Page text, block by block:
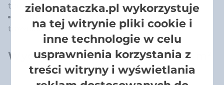
temperaturze pojawiają się nawet po 5 dniach.
Konieczna również będzie woda, bez której
trawniki nie urosną.
Wydajność opakowania 1 kg: 40 m²
zielonataczka.pl wykorzystuje
na tej witrynie pliki cookie i
inne technologie w celu
usprawnienia korzystania z
treści witryny i wyświetlania